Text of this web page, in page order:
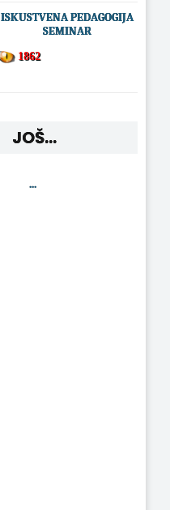
ISKUSTVENA PEDAGOGIJA
SEMINAR
1862
JOŠ...
...